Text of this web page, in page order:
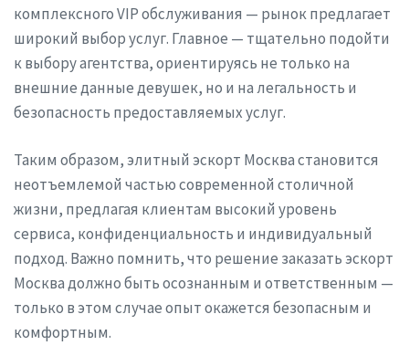
комплексного VIP обслуживания — рынок предлагает
широкий выбор услуг. Главное — тщательно подойти
к выбору агентства, ориентируясь не только на
внешние данные девушек, но и на легальность и
безопасность предоставляемых услуг.
Таким образом, элитный эскорт Москва становится
неотъемлемой частью современной столичной
жизни, предлагая клиентам высокий уровень
сервиса, конфиденциальность и индивидуальный
подход. Важно помнить, что решение заказать эскорт
Москва должно быть осознанным и ответственным —
только в этом случае опыт окажется безопасным и
комфортным.